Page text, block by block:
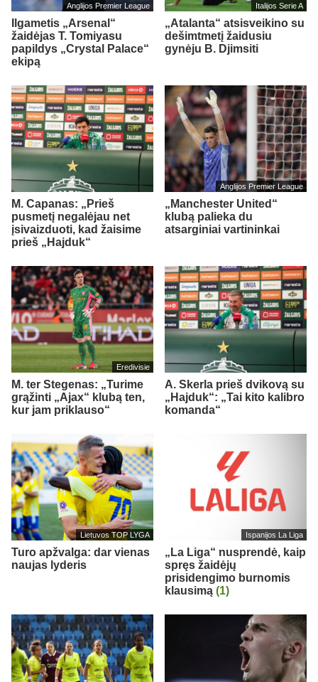
Anglijos Premier League
Ilgametis „Arsenal“
žaidėjas T. Tomiyasu
papildys „Crystal Palace“
ekipą
Italijos Serie A
„Atalanta“ atsisveikino su
dešimtmetį žaidusiu
gynėju B. Djimsiti
M. Capanas: „Prieš
pusmetį negalėjau net
įsivaizduoti, kad žaisime
prieš „Hajduk“
Anglijos Premier League
„Manchester United“
klubą palieka du
atsarginiai vartininkai
Eredivisie
M. ter Stegenas: „Turime
grąžinti „Ajax“ klubą ten,
kur jam priklauso“
A. Skerla prieš dvikovą su
„Hajduk“: „Tai kito kalibro
komanda“
Lietuvos TOP LYGA
Turo apžvalga: dar vienas
naujas lyderis
Ispanijos La Liga
„La Liga“ nusprendė, kaip
spręs žaidėjų
prisidengimo burnomis
klausimą (1)